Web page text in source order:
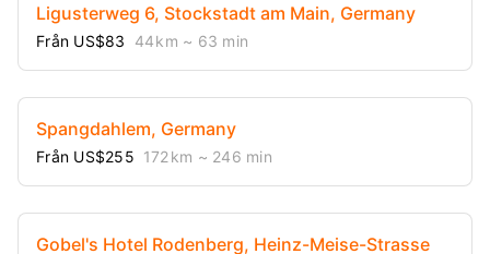
Ligusterweg 6, Stockstadt am Main, Germany
Från US$83 44 km ~ 63 min
Spangdahlem, Germany
Från US$255 172 km ~ 246 min
Gobel's Hotel Rodenberg, Heinz-Meise-Strasse